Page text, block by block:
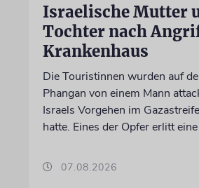
Israelische Mutter
Tochter nach
Krankenhaus
Die Touristinnen wurden auf
Phangan von einem Mann
Israels Vorgehen im
hatte. Eines der Opfer erlitt
07.08.2026